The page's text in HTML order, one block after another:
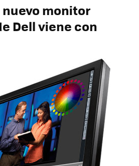
nuevo monitor
Dell viene con